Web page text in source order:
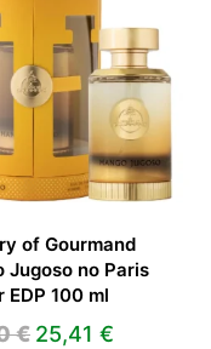
of Gourmand
Jugoso no Paris
EDP 100 ml
€ Original
25,41 €